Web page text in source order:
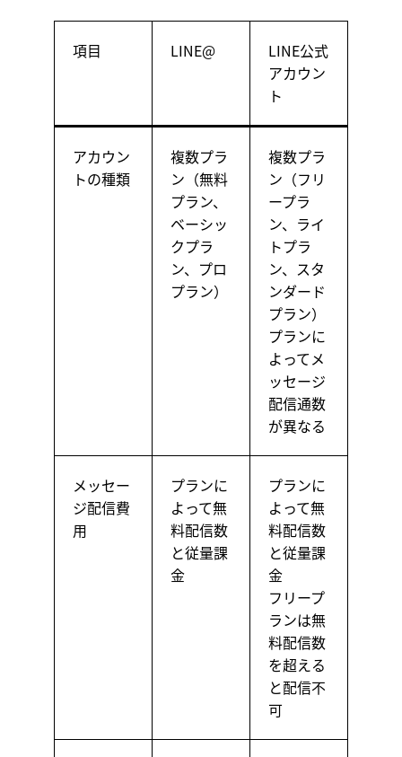
項目 LINE@
LINE公式
アカウン
ト
アカウン
トの種類
複数プラ
ン（無料
プラン、
ベーシッ
クプラ
ン、プロ
プラン）
複数プラ
ン（フリ
ープラ
ン、ライ
トプラ
ン、スタ
ンダード
プラン）
プランに
よってメ
ッセージ
配信通数
が異なる
メッセー
ジ配信費
用
プランに
よって無
料配信数
と従量課
金
プランに
よって無
料配信数
と従量課
金
フリープ
ランは無
料配信数
を超える
と配信不
可